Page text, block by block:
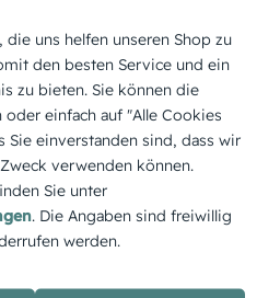
– die Trauerkarte Steg hoch
Zuversicht. Das Hochformat
des Motivs. Anpassungen sind
uns helfen unseren Shop zu
den besten Service und ein
zu bieten. Sie können die
einfach auf "Alle Cookies
Sie einverstanden sind, dass wir
verwenden können.
Sie unter
. Die Angaben sind freiwillig
werden.